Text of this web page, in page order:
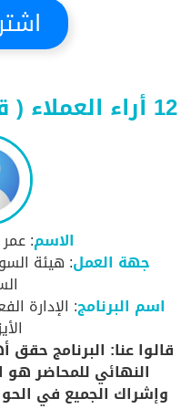
12 أراء العملاء ( قالوا عنا )
الاسم:
جهة العمل: هيئة
اسم البرنامج: الإدارة
قالوا عنا: البرنامج
النهائي للمحاضر هو
وإشراك الجميع في